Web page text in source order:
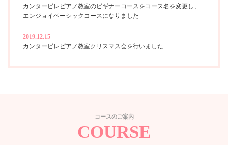
カンタービレピアノ教室のビギナーコースをコース名を変更し、
エンジョイベーシックコースになりました
2019.12.15
カンタービレピアノ教室クリスマス会を行いました
コースのご案内
COURSE